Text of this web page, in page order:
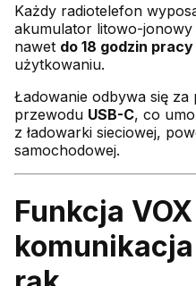
Każdy radiotelefon
akumulator litowo-jonowy
nawet do 18 godzin pracy
użytkowaniu.
Ładowanie odbywa się
przewodu USB-C, co
z ładowarki sieciowej,
samochodowej.
Funkcja